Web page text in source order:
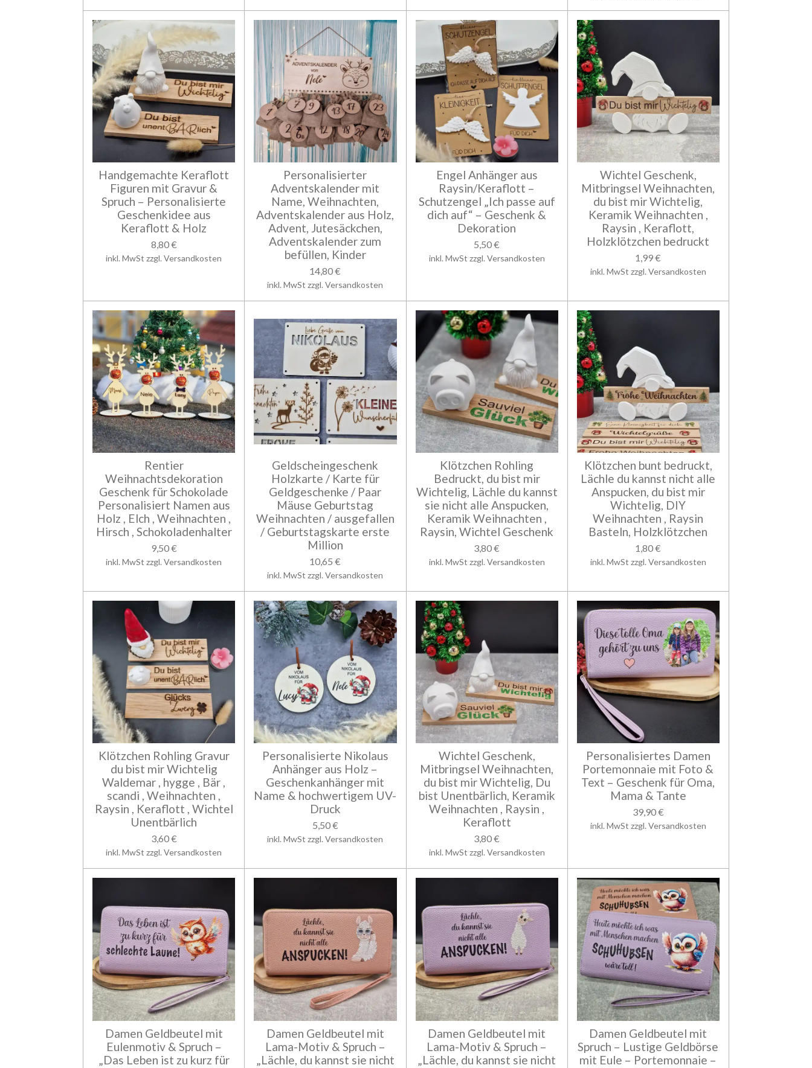
Handgemachte Keraflott
Figuren mit Gravur &
Spruch – Personalisierte
Geschenkidee aus
Keraflott & Holz
8,80 €
inkl. MwSt zzgl. Versandkosten
Personalisierter
Adventskalender mit
Name, Weihnachten,
Adventskalender aus Holz,
Advent, Jutesäckchen,
Adventskalender zum
befüllen, Kinder
14,80 €
inkl. MwSt zzgl. Versandkosten
Engel Anhänger aus
Raysin/Keraflott –
Schutzengel „Ich passe auf
dich auf“ – Geschenk &
Dekoration
5,50 €
inkl. MwSt zzgl. Versandkosten
Wichtel Geschenk,
Mitbringsel Weihnachten,
du bist mir Wichtelig,
Keramik Weihnachten ,
Raysin , Keraflott,
Holzklötzchen bedruckt
1,99 €
inkl. MwSt zzgl. Versandkosten
Rentier
Weihnachtsdekoration
Geschenk für Schokolade
Personalisiert Namen aus
Holz , Elch , Weihnachten ,
Hirsch , Schokoladenhalter
9,50 €
inkl. MwSt zzgl. Versandkosten
Geldscheingeschenk
Holzkarte / Karte für
Geldgeschenke / Paar
Mäuse Geburtstag
Weihnachten / ausgefallen
/ Geburtstagskarte erste
Million
10,65 €
inkl. MwSt zzgl. Versandkosten
Klötzchen Rohling
Bedruckt, du bist mir
Wichtelig, Lächle du kannst
sie nicht alle Anspucken,
Keramik Weihnachten ,
Raysin, Wichtel Geschenk
3,80 €
inkl. MwSt zzgl. Versandkosten
Klötzchen bunt bedruckt,
Lächle du kannst nicht alle
Anspucken, du bist mir
Wichtelig, DIY
Weihnachten , Raysin
Basteln, Holzklötzchen
1,80 €
inkl. MwSt zzgl. Versandkosten
Klötzchen Rohling Gravur
du bist mir Wichtelig
Waldemar , hygge , Bär ,
scandi , Weihnachten ,
Raysin , Keraflott , Wichtel
Unentbärlich
3,60 €
inkl. MwSt zzgl. Versandkosten
Personalisierte Nikolaus
Anhänger aus Holz –
Geschenkanhänger mit
Name & hochwertigem UV-
Druck
5,50 €
inkl. MwSt zzgl. Versandkosten
Wichtel Geschenk,
Mitbringsel Weihnachten,
du bist mir Wichtelig, Du
bist Unentbärlich, Keramik
Weihnachten , Raysin ,
Keraflott
3,80 €
inkl. MwSt zzgl. Versandkosten
Personalisiertes Damen
Portemonnaie mit Foto &
Text – Geschenk für Oma,
Mama & Tante
39,90 €
inkl. MwSt zzgl. Versandkosten
Damen Geldbeutel mit
Eulenmotiv & Spruch –
„Das Leben ist zu kurz für
Damen Geldbeutel mit
Lama-Motiv & Spruch –
„Lächle, du kannst sie nicht
Damen Geldbeutel mit
Lama-Motiv & Spruch –
„Lächle, du kannst sie nicht
Damen Geldbeutel mit
Spruch – Lustige Geldbörse
mit Eule – Portemonnaie –